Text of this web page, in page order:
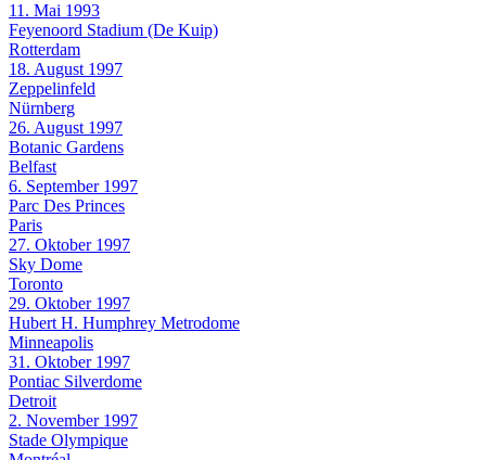
11. Mai 1993
Feyenoord Stadium (De Kuip)
Rotterdam
18. August 1997
Zeppelinfeld
Nürnberg
26. August 1997
Botanic Gardens
Belfast
6. September 1997
Parc Des Princes
Paris
27. Oktober 1997
Sky Dome
Toronto
29. Oktober 1997
Hubert H. Humphrey Metrodome
Minneapolis
31. Oktober 1997
Pontiac Silverdome
Detroit
2. November 1997
Stade Olympique